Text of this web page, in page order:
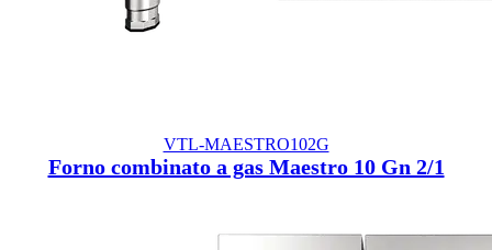
VTL-MAESTRO102G
Forno combinato a gas Maestro 10 Gn 2/1